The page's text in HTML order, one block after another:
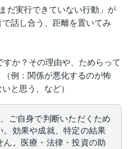
だ実行できていない行動」が
話し合う、距離を置いてみ
すか？その理由や、ためらって
例：関係が悪化するのが怖
と思う、など）
ご自身で判断いただくため
効果や成就、特定の結果
。医療・法律・投資の助